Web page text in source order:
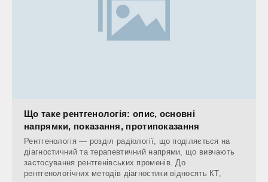
Що таке рентгенологія: опис, основні
напрямки, показання, протипоказання
Рентгенологія — розділ радіології, що поділяється на
діагностичний та терапевтичний напрями, що вивчають
застосування рентгенівських променів. До
рентгенологічних методів діагностики відносять КТ,